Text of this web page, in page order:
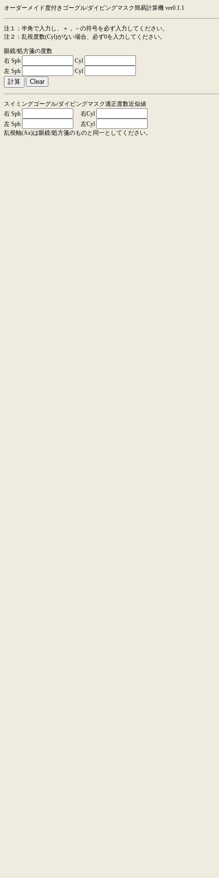
オーダーメイド度付きゴーグル/ダイビングマスク簡易計算機 ver0.1.1
注１：半角で入力し、＋，－の符号を必ず入力してください。
注２：乱視度数(Cyl)がない場合、必ず0を入力してください。
眼鏡/処方箋の度数
右 Sph
Cyl
左 Sph
Cyl
スイミングゴーグル/ダイビングマスク適正度数近似値
右 Sph
右Cyl
左 Sph
左Cyl
乱視軸(Ax)は眼鏡/処方箋のものと同一としてください。